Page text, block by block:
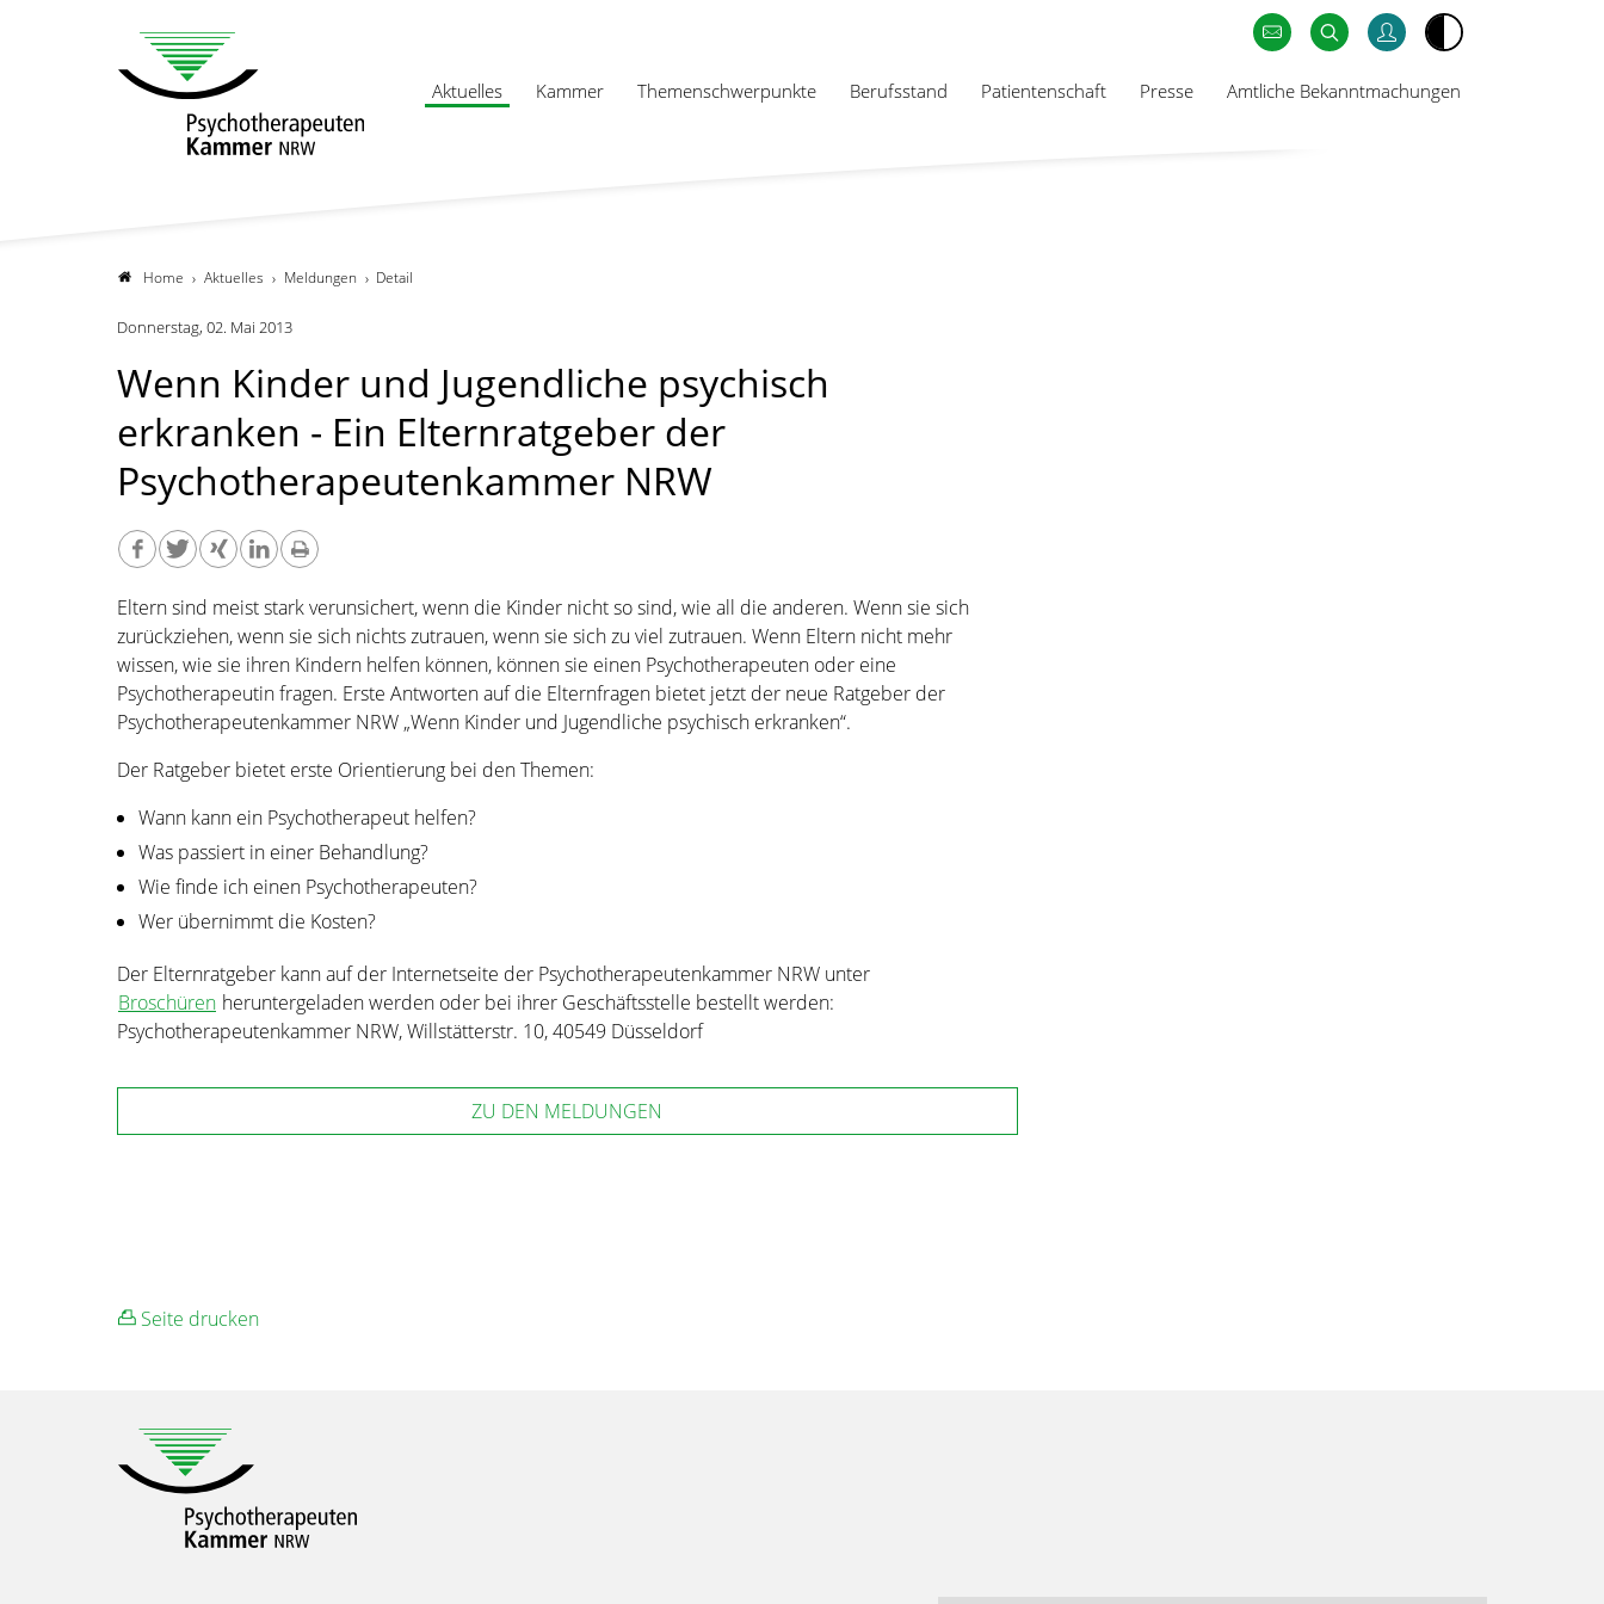
Aktuelles Kammer Themenschwerpunkte Berufsstand Patientenschaft Presse Amtliche Bekanntmachungen
Home Aktuelles Meldungen Detail
Donnerstag, 02. Mai 2013
Wenn Kinder und Jugendliche psychisch
erkranken - Ein Elternratgeber der
Psychotherapeutenkammer NRW
Eltern sind meist stark verunsichert, wenn die Kinder nicht so sind, wie all die anderen. Wenn sie sich
zurückziehen, wenn sie sich nichts zutrauen, wenn sie sich zu viel zutrauen. Wenn Eltern nicht mehr
wissen, wie sie ihren Kindern helfen können, können sie einen Psychotherapeuten oder eine
Psychotherapeutin fragen. Erste Antworten auf die Elternfragen bietet jetzt der neue Ratgeber der
Psychotherapeutenkammer NRW „Wenn Kinder und Jugendliche psychisch erkranken“.
Der Ratgeber bietet erste Orientierung bei den Themen:
Wann kann ein Psychotherapeut helfen?
Was passiert in einer Behandlung?
Wie finde ich einen Psychotherapeuten?
Wer übernimmt die Kosten?
Der Elternratgeber kann auf der Internetseite der Psychotherapeutenkammer NRW unter
Broschüren heruntergeladen werden oder bei ihrer Geschäftsstelle bestellt werden:
Psychotherapeutenkammer NRW, Willstätterstr. 10, 40549 Düsseldorf
ZU DEN MELDUNGEN
Seite drucken